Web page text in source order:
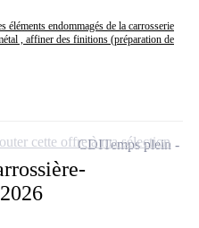
éléments endommagés de la carrosserie
, affiner des finitions (préparation de
CDITemps plein
cette offre à ma sélection